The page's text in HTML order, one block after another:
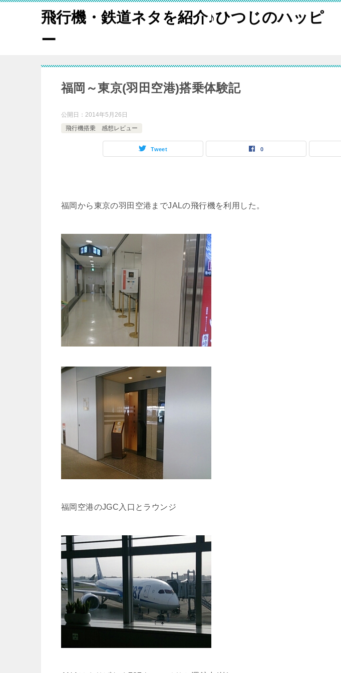
飛行機・鉄道ネタを紹介♪ひつじのハッピ
ー
福岡～東京(羽田空港)搭乗体験記
公開日： 2014年5月26日
飛行機搭乗 感想レビュー
Tweet 0
福岡から東京の羽田空港までJALの飛行機を利用した。
福岡空港のJGC入口とラウンジ